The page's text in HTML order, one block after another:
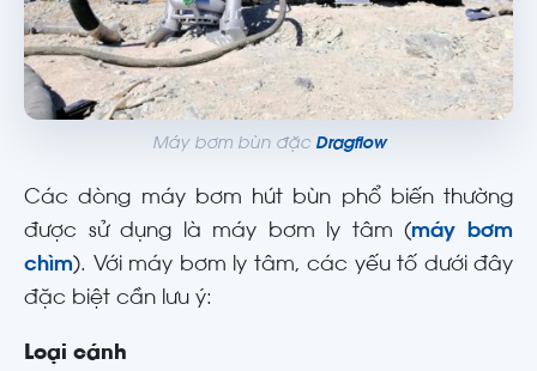
Máy bơm bùn đặc Dragflow
Các dòng máy bơm hút bùn phổ biến thường
được sử dụng là máy bơm ly tâm (máy bơm
chìm). Với máy bơm ly tâm, các yếu tố dưới đây
đặc biệt cần lưu ý:
Loại cánh